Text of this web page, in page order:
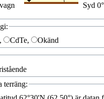
Syd
CdTe,
Okänd
terräng: